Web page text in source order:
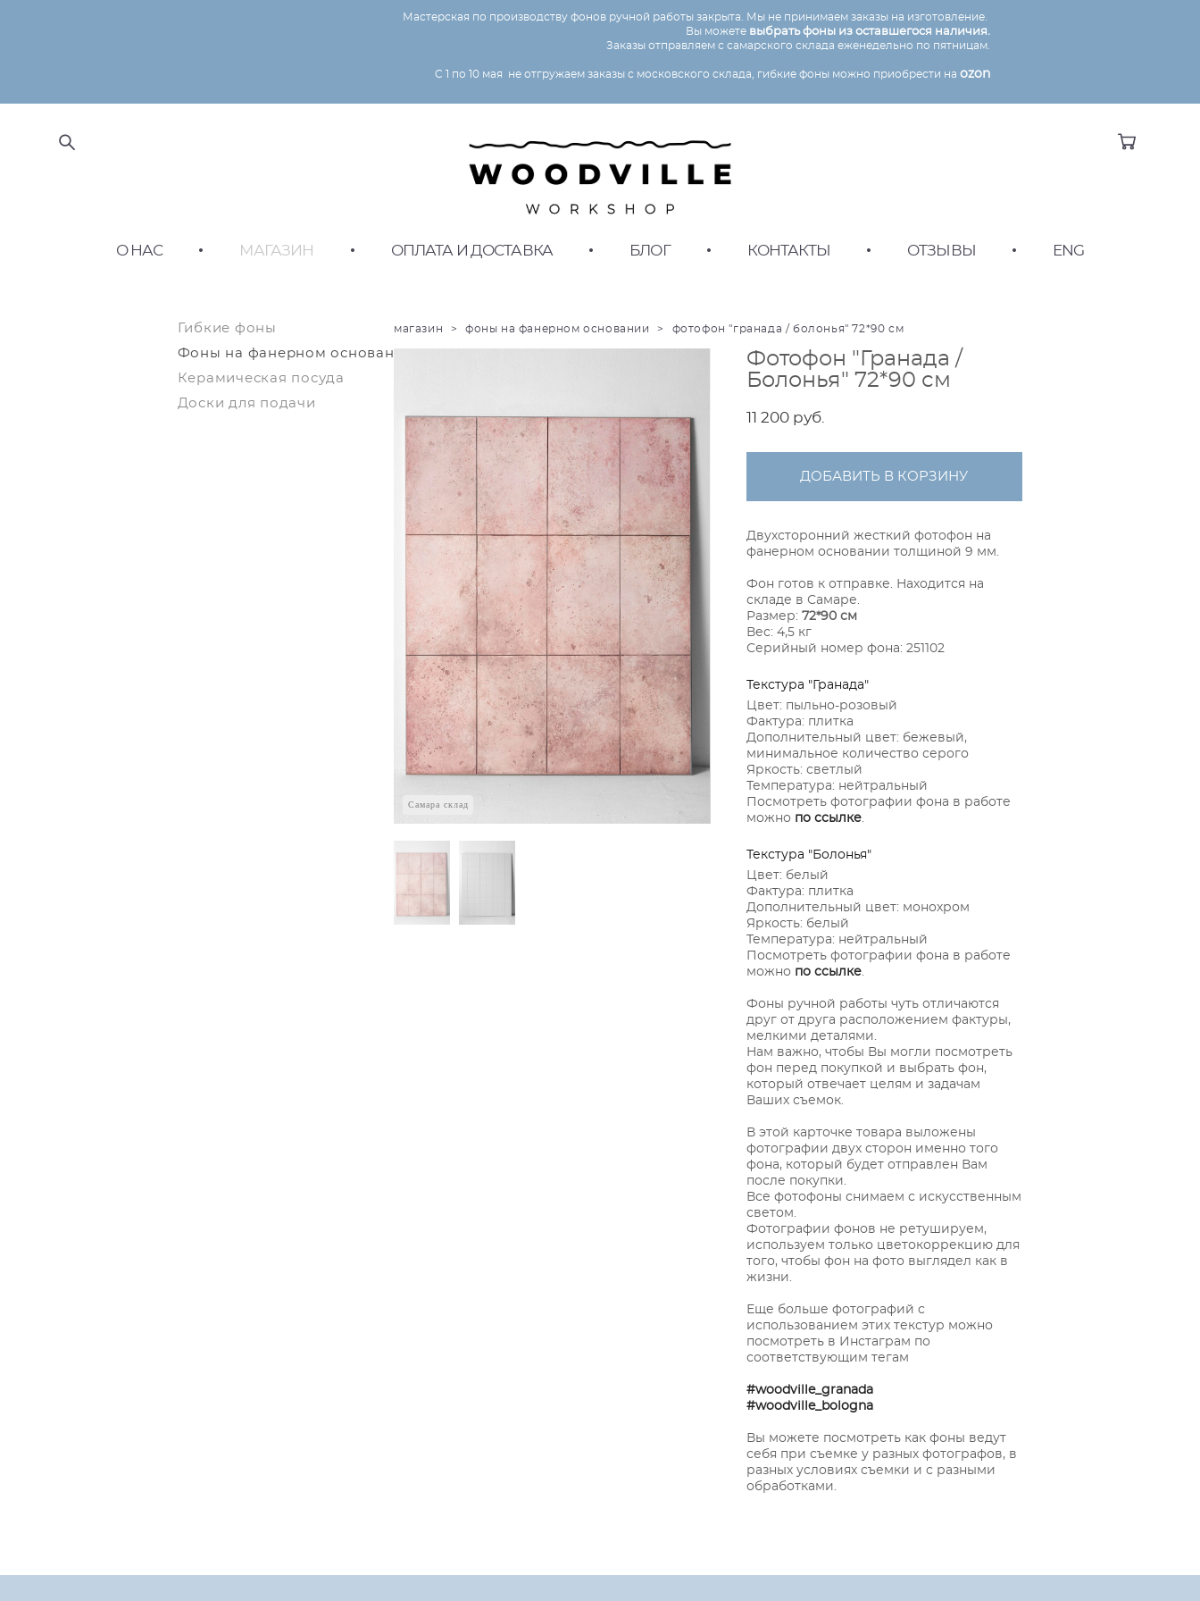
Мастерская по производству фонов ручной работы закрыта. Мы не принимаем заказы на изготовление.
Вы можете выбрать фоны из оставшегося наличия.
Заказы отправляем с самарского склада еженедельно по пятницам.
C 1 по 10 мая не отгружаем заказы с московского склада, гибкие фоны можно приобрести на ozon
О НАС • МАГАЗИН • ОПЛАТА И ДОСТАВКА • БЛОГ • КОНТАКТЫ • ОТЗЫВЫ • ENG
Гибкие фоны
Фоны на фанерном основании
Керамическая посуда
Доски для подачи
магазин > фоны на фанерном основании > фотофон "гранада / болонья" 72*90 см
Самара склад
Фотофон "Гранада /
Болонья" 72*90 см
11 200 pуб.
ДОБАВИТЬ В КОРЗИНУ
Двухсторонний жесткий фотофон на
фанерном основании толщиной 9 мм.
Фон готов к отправке. Находится на
складе в Самаре.
Размер: 72*90 см
Вес: 4,5 кг
Серийный номер фона: 251102
Текстура "Гранада"
Цвет: пыльно-розовый
Фактура: плитка
Дополнительный цвет: бежевый,
минимальное количество серого
Яркость: светлый
Температура: нейтральный
Посмотреть фотографии фона в работе
можно по ссылке.
Текстура "Болонья"
Цвет: белый
Фактура: плитка
Дополнительный цвет: монохром
Яркость: белый
Температура: нейтральный
Посмотреть фотографии фона в работе
можно по ссылке.
Фоны ручной работы чуть отличаются
друг от друга расположением фактуры,
мелкими деталями.
Нам важно, чтобы Вы могли посмотреть
фон перед покупкой и выбрать фон,
который отвечает целям и задачам
Ваших съемок.
В этой карточке товара выложены
фотографии двух сторон именно того
фона, который будет отправлен Вам
после покупки.
Все фотофоны снимаем с искусственным
светом.
Фотографии фонов не ретушируем,
используем только цветокоррекцию для
того, чтобы фон на фото выглядел как в
жизни.
Еще больше фотографий с
использованием этих текстур можно
посмотреть в Инстаграм по
соответствующим тегам
#woodville_granada
#woodville_bologna
Вы можете посмотреть как фоны ведут
себя при съемке у разных фотографов, в
разных условиях съемки и с разными
обработками.